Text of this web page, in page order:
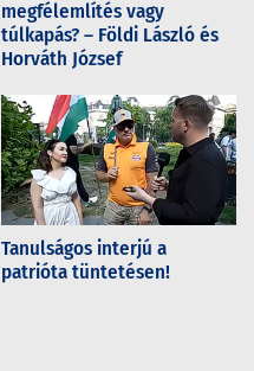
megfélemlítés vagy
túlkapás? – Földi László és
Horváth József
Tanulságos interjú a
patrióta tüntetésen!